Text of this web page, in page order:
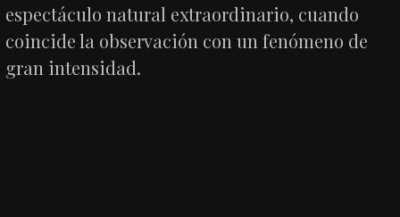
espectáculo natural extraordinario, cuando
coincide la observación con un fenómeno de
gran intensidad.